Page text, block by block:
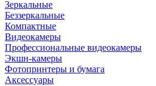
Зеркальные
Беззеркальные
Компактные
Видеокамеры
Профессиональные видеокамеры
Экшн-камеры
Фотопринтеры и бумага
Аксессуары